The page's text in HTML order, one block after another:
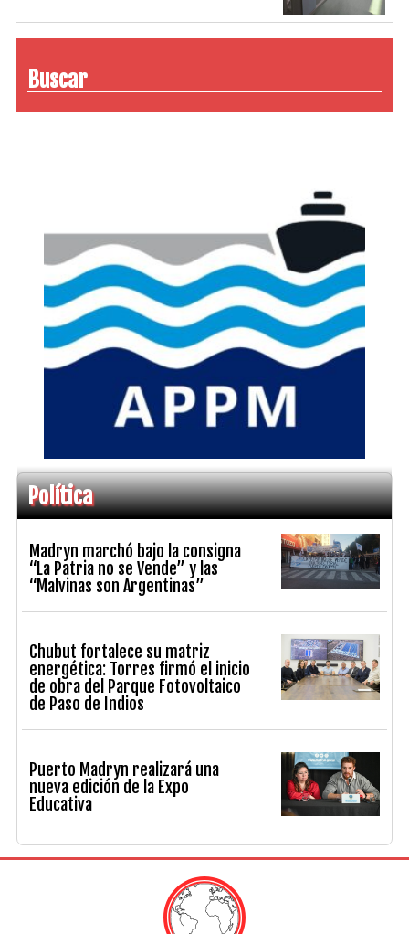
Buscar
Política
Madryn marchó bajo la consigna
“La Patria no se Vende” y las
“Malvinas son Argentinas”
Chubut fortalece su matriz
energética: Torres firmó el inicio
de obra del Parque Fotovoltaico
de Paso de Indios
Puerto Madryn realizará una
nueva edición de la Expo
Educativa